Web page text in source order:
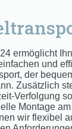
ermöglicht
und
der
Zusätzlich
Verfolgung
Montage
wir flexibel